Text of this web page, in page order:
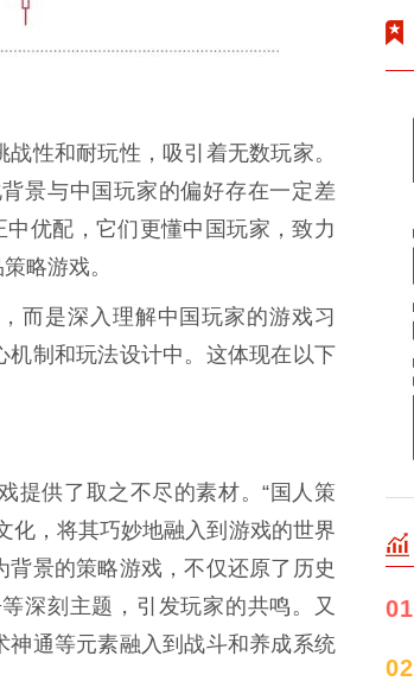
性和耐玩性，吸引着无数玩家。
景与中国玩家的偏好存在一定差
优配，它们更懂中国玩家，致力
略游戏。
而是深入理解中国玩家的游戏习
制和玩法设计中。这体现在以下
提供了取之不尽的素材。“国人策
化，将其巧妙地融入到游戏的世界
景的策略游戏，不仅还原了历史
深刻主题，引发玩家的共鸣。又
通等元素融入到战斗和养成系统
01
02